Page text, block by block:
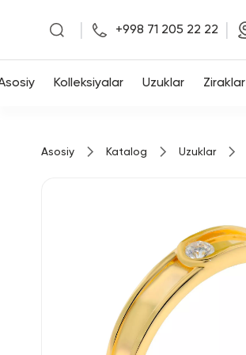
Asosiy
+998 71 205 22 22
Kolleksiyalar Uzuklar Ziraklar
Asosiy Katalog Uzuklar